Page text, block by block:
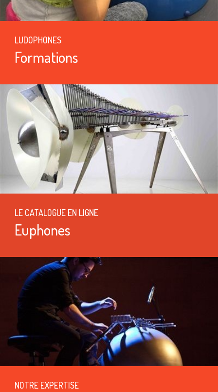
LUDOPHONES
Formations
LE CATALOGUE EN LIGNE
Euphones
NOTRE EXPERTISE